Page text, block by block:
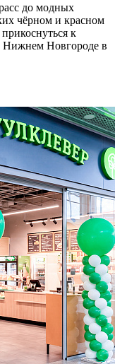
до модных
чёрном и красном
к
Нижнем Новгороде в